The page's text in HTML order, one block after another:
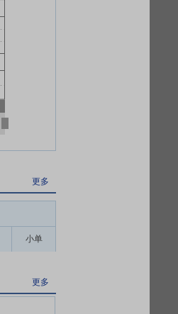
更多
小单
更多